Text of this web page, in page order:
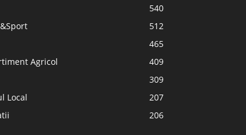
540
512
465
Agricol
409
309
Local
207
206